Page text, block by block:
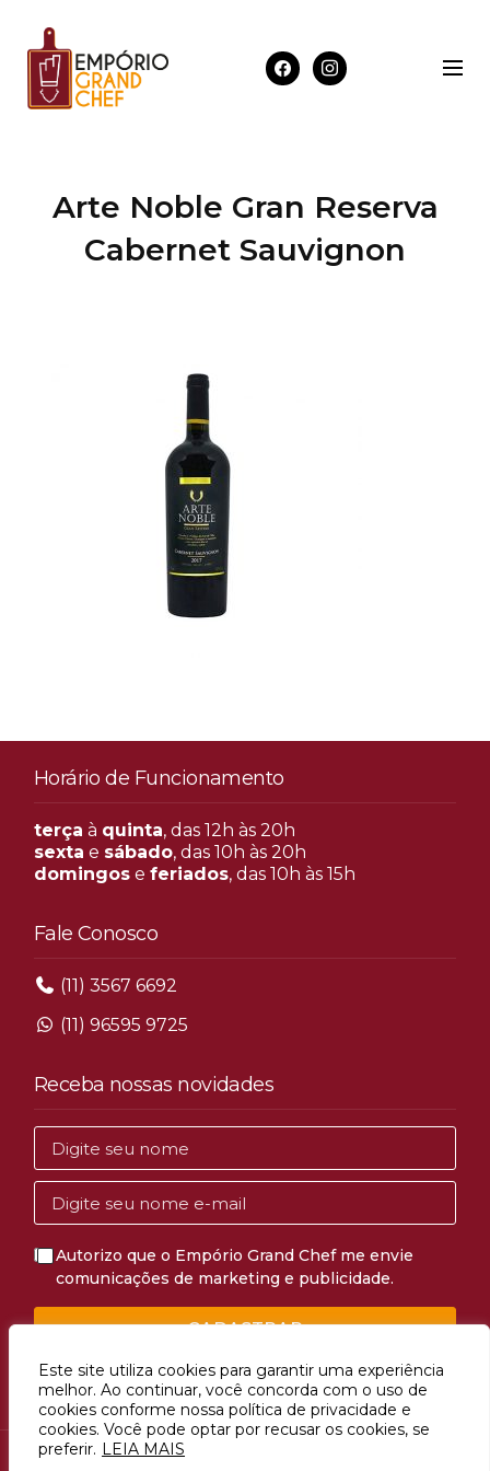
Este site utiliza cookies para garantir uma experiência
melhor. Ao continuar, você concorda com o uso de
cookies conforme nossa política de privacidade e
cookies. Você pode optar por recusar os cookies, se
preferir. LEIA MAIS
Arte Noble Gran Reserva
Cabernet Sauvignon
Horário de Funcionamento
terça à quinta, das 12h às 20h
sexta e sábado, das 10h às 20h
domingose feriados, das 10h às 15h
Fale Conosco
(11) 3567 6692
(11) 96595 9725
Receba nossas novidades
Autorizo que o Empório Grand Chef me envie
comunicações de marketing e publicidade.
CADASTRAR